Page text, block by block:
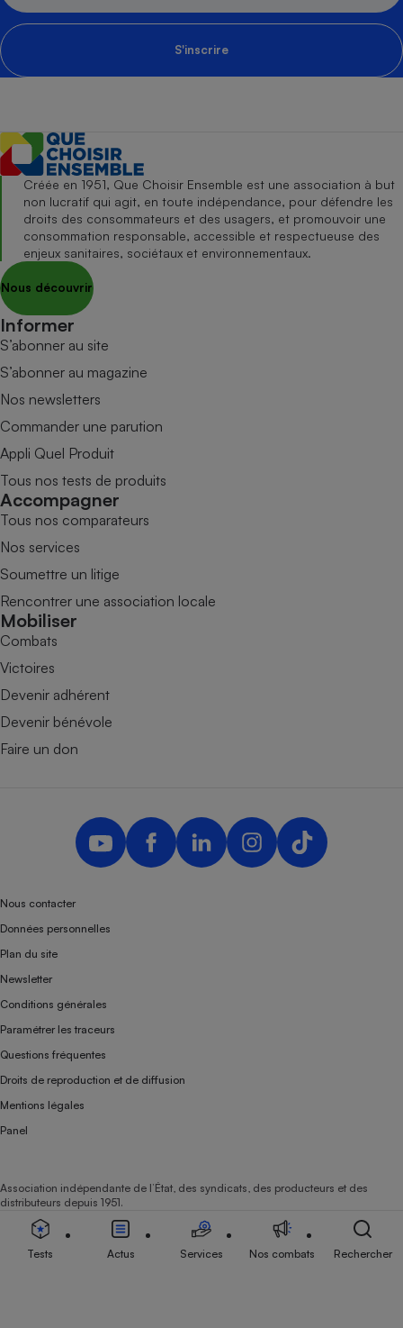
S'inscrire
Créée en 1951, Que Choisir Ensemble est une association à but
non lucratif qui agit, en toute indépendance, pour défendre les
droits des consommateurs et des usagers, et promouvoir une
consommation responsable, accessible et respectueuse des
enjeux sanitaires, sociétaux et environnementaux.
Nous découvrir
Informer
S’abonner au site
S’abonner au magazine
Nos newsletters
Commander une parution
Appli Quel Produit
Tous nos tests de produits
Accompagner
Tous nos comparateurs
Nos services
Soumettre un litige
Rencontrer une association locale
Mobiliser
Combats
Victoires
Devenir adhérent
Devenir bénévole
Faire un don
Nous contacter
Données personnelles
Plan du site
Newsletter
Conditions générales
Paramétrer les traceurs
Questions fréquentes
Droits de reproduction et de diffusion
Mentions légales
Panel
Association indépendante de l’État, des syndicats, des producteurs et des
distributeurs depuis 1951.
Tests Actus Services Nos combats Rechercher